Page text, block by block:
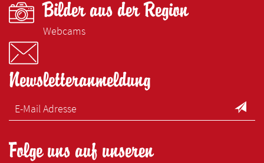
Bilder aus der Region
Webcams
Newsletteranmeldung
Folge uns auf unseren